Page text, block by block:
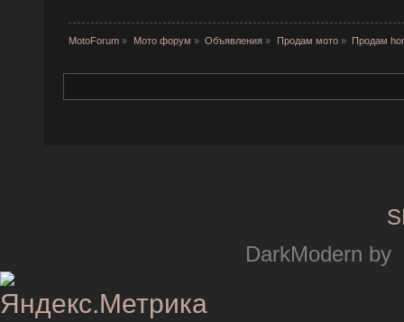
MotoForum » Мото форум » Объявления » Продам мото» Продам
DarkModern by